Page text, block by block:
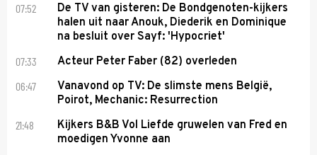
07:52
De TV van gisteren: De Bondgenoten-kijkers
halen uit naar Anouk, Diederik en Dominique
na besluit over Sayf: 'Hypocriet'
07:33 Acteur Peter Faber (82) overleden
06:47
Vanavond op TV: De slimste mens België,
Poirot, Mechanic: Resurrection
21:48
Kijkers B&B Vol Liefde gruwelen van Fred en
moedigen Yvonne aan